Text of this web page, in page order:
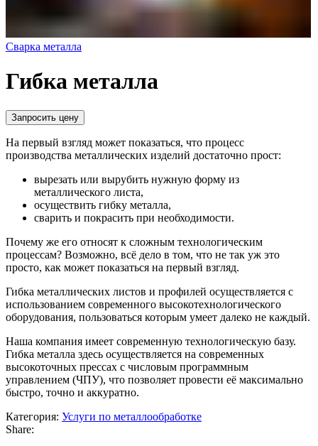
Сварка металла
Гибка металла
Запросить цену
На первый взгляд может показаться, что процесс
производства металлических изделий достаточно прост:
вырезать или вырубить нужную форму из
металлического листа,
осуществить гибку металла,
сварить и покрасить при необходимости.
Почему же его относят к сложным технологическим
процессам? Возможно, всё дело в том, что не так уж это
просто, как может показаться на первый взгляд.
Гибка металлических листов и профилей осуществляется с
использованием современного высокотехнологического
оборудования, пользоваться которым умеет далеко не каждый.
Наша компания имеет современную технологическую базу.
Гибка металла здесь осуществляется на современных
высокоточных прессах с числовым программным
управлением (ЧПУ), что позволяет провести её максимально
быстро, точно и аккуратно.
Категория: Услуги по металлообработке
Share: